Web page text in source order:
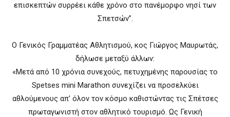
επισκεπτών συρρέει κάθε χρόνο στο πανέμορφο νησί των
Σπετσών”.
Ο Γενικός Γραμματέας Αθλητισμού, κος Γιώργος Μαυρωτάς,
δήλωσε μεταξύ άλλων:
«Μετά από 10 χρόνια συνεχούς, πετυχημένης παρουσίας το
Spetses mini Marathon συνεχίζει να προσελκύει
αθλούμενους απ’ όλον τον κόσμο καθιστώντας τις Σπέτσες
πρωταγωνιστή στον αθλητικό τουρισμό. Ως Γενική